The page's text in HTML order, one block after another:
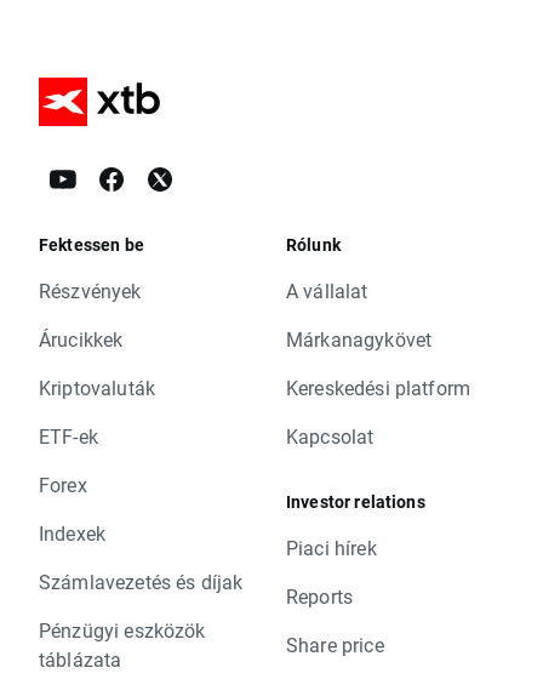
Fektessen be
Részvények
Árucikkek
Kriptovaluták
ETF-ek
Forex
Indexek
Számlavezetés és díjak
Pénzügyi eszközök
táblázata
Rólunk
A vállalat
Márkanagykövet
Kereskedési platform
Kapcsolat
Investor relations
Piaci hírek
Reports
Share price